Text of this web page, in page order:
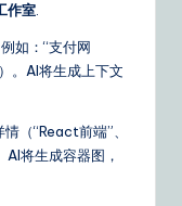
作室
如：“支付网
。AI将生成上下文
（“React前端”、
将生成容器图，